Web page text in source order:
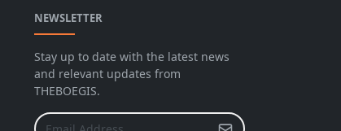
NEWSLETTER
Stay up to date with the latest news
and relevant updates from
THEBOEGIS.